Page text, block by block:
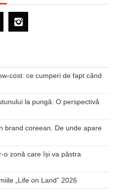
cost: ce cumperi de fapt când
la pungă: O perspectivă
brand coreean. De unde apare
o zonă care își va păstra
„Life on Land” 2026